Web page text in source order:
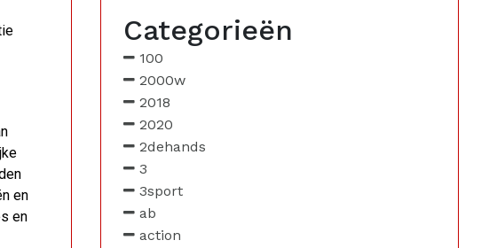
en
en
Categorieën
100
2000w
2018
2020
2dehands
3
3sport
ab
action